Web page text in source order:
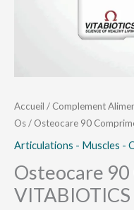
Accueil / Complement
Os/ Osteocare 90
Articulations - Muscles -
Osteocare
VITABIOTICS